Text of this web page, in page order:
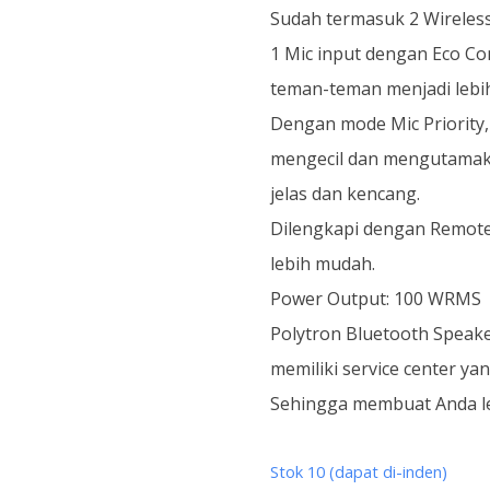
Sudah termasuk 2
1 Mic input dengan Eco
teman-teman menjadi
Dengan mode Mic
mengecil dan
jelas dan kencang.
Dilengkapi dengan
lebih mudah.
Power Output: 100 WRMS
Polytron Bluetooth
memiliki service center
Sehingga membuat Anda
Stok 10 (dapat di-inden)